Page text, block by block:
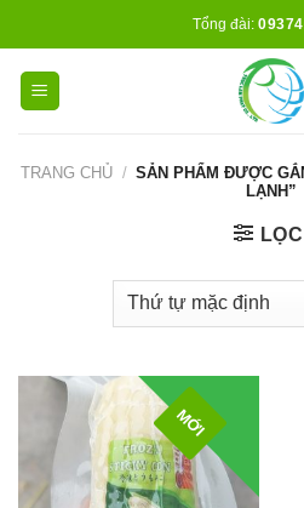
to
content
Tổng đài:
TRANG CHỦ / SẢN PHẨM ĐƯỢC
LẠNH”
LỌC
MỚI